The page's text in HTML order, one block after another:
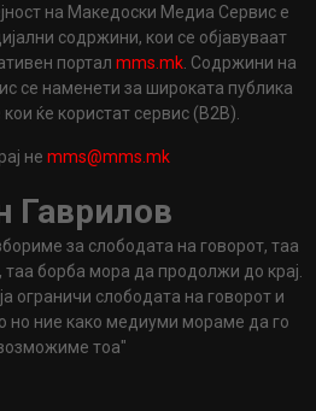
на Македоски Медиа Сервис е
содржини, кои се објавуваат
портал mms.mk . Содржини на
се наменети за широката публика
ќе користат сервис (B2B).
не mms@mms.mk
Гаврилов
за слободата на говорот, таа
борба мора да продолжи до крај.
ограничи слободата на говорот и
но ние како медиуми мораме да го
тоа"